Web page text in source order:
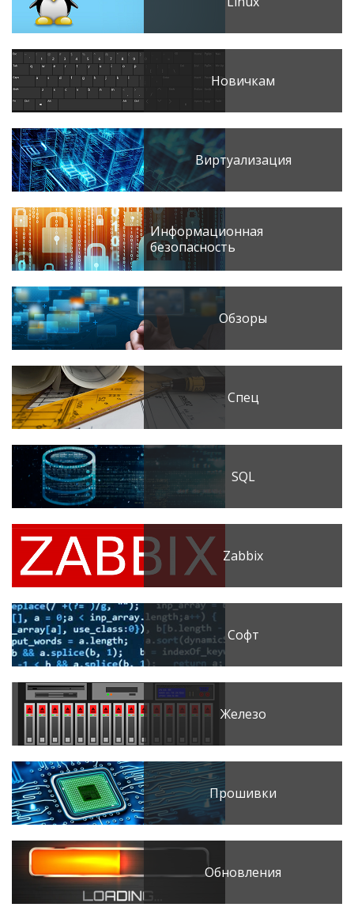
Новичкам
Виртуализация
Информационная
безопасность
Обзоры
Спец
SQL
Zabbix
Софт
Железо
Прошивки
Обновления